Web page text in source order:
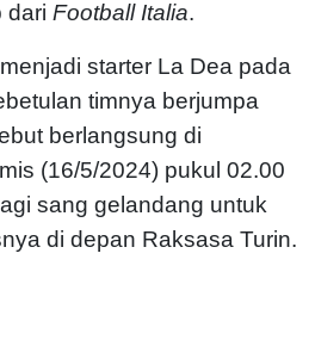
dari Football Italia.
starter La Dea pada
timnya berjumpa
berlangsung di
(16/5/2024) pukul 02.00
sang gelandang untuk
di depan Raksasa Turin.